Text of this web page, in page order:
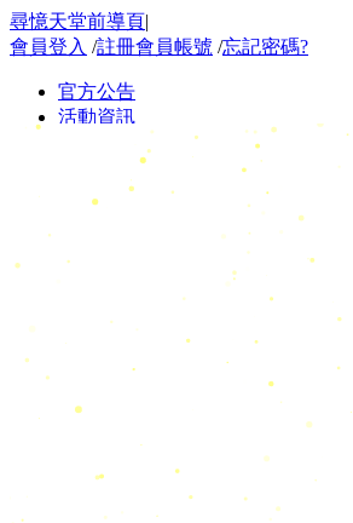
尋憶天堂前導頁|
會員登入 /註冊會員帳號 /忘記密碼?